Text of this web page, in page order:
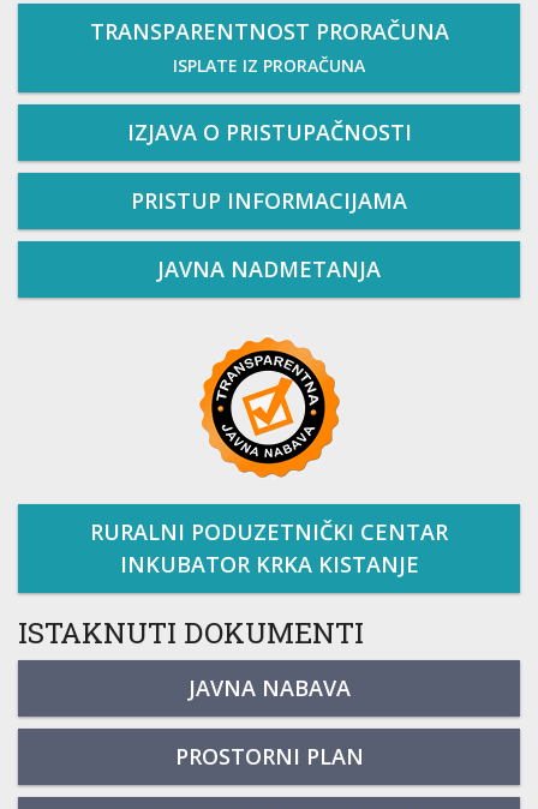
TRANSPARENTNOST PRORAČUNA
ISPLATE IZ PRORAČUNA
IZJAVA O PRISTUPAČNOSTI
PRISTUP INFORMACIJAMA
JAVNA NADMETANJA
RURALNI PODUZETNIČKI CENTAR
INKUBATOR KRKA KISTANJE
ISTAKNUTI DOKUMENTI
JAVNA NABAVA
PROSTORNI PLAN